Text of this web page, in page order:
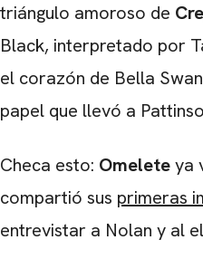
triángulo amoroso de
Black, interpretado por
el corazón de Bella
papel que llevó a
Checa esto: Omeleteya
compartió sus primeras
entrevistar a Nolan y al